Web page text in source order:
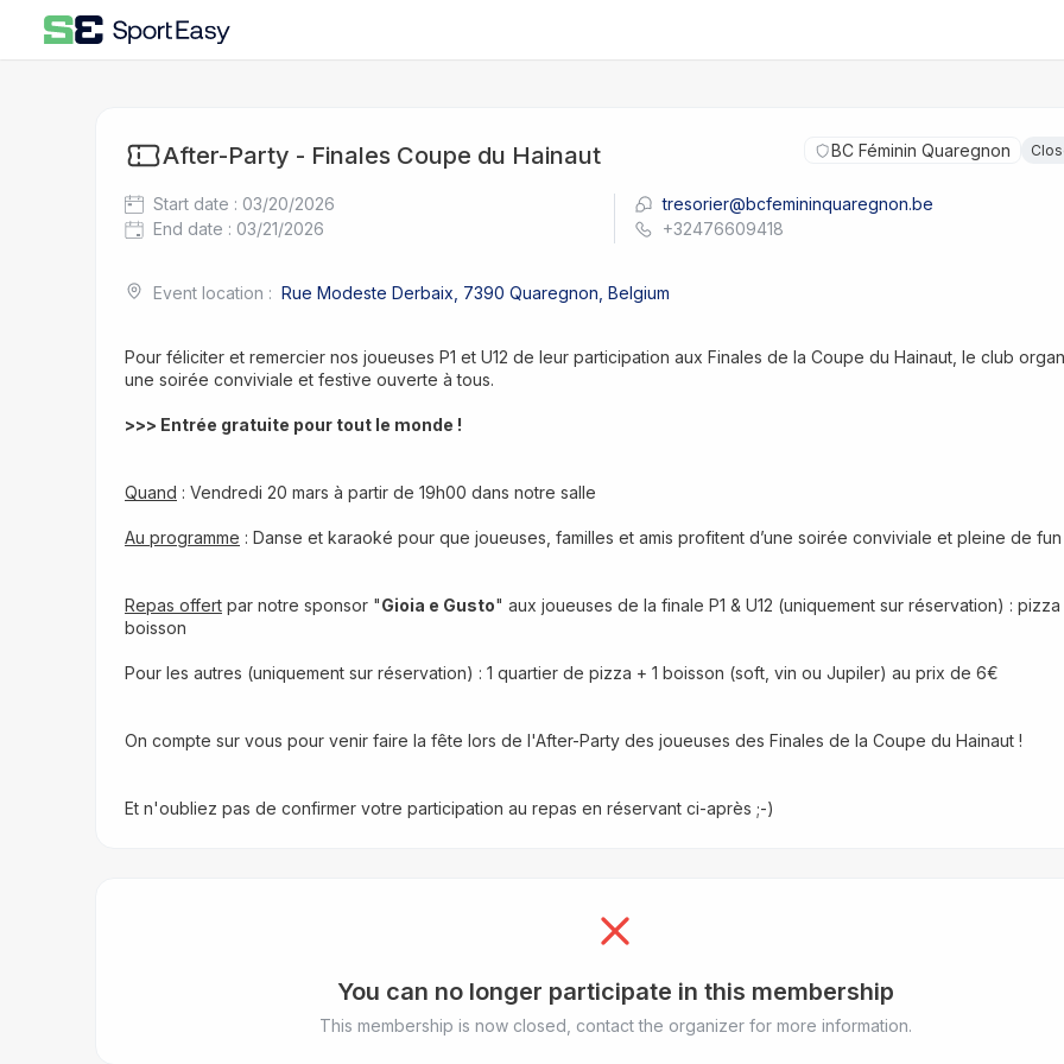
After-Party - Finales Coupe du Hainaut BC Féminin Quaregnon
Start date : 03/20/2026
End date : 03/21/2026
tresorier@bcfemininquaregnon.be
+32476609418
Event location : Rue Modeste Derbaix, 7390 Quaregnon, Belgium
Pour féliciter et remercier nos joueuses P1 et U12 de leur participation aux Finales de la Coupe du Hainaut, le club
une soirée conviviale et festive ouverte à tous.
>>> Entrée gratuite pour tout le monde !
Quand : Vendredi 20 mars à partir de 19h00 dans notre salle
Au programme : Danse et karaoké pour que joueuses, familles et amis profitent d’une soirée conviviale et pleine de fun
Repas offert par notre sponsor "Gioia e Gusto" aux joueuses de la finale P1 & U12 (uniquement sur réservation) : pizza
boisson
Pour les autres (uniquement sur réservation) : 1 quartier de pizza + 1 boisson (soft, vin ou Jupiler) au prix de 6€
On compte sur vous pour venir faire la fête lors de l'After-Party des joueuses des Finales de la Coupe du Hainaut !
Et n'oubliez pas de confirmer votre participation au repas en réservant ci-après ;-)
You can no longer participate in this membership
This membership is now closed, contact the organizer for more information.